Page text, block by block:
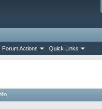
Forum Actions Quick Links